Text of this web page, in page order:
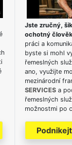
Jste zručný,
ochotný
práci a
byste si mohl
řemeslných
ano, využijte
mezinárodní
SERVICES a
řemeslných
možnostmi po